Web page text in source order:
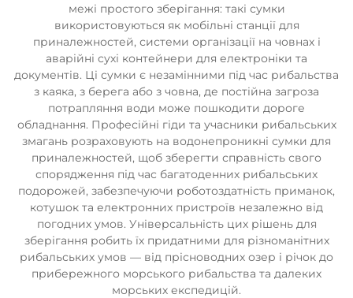
межі простого зберігання: такі сумки
використовуються як мобільні станції для
приналежностей, системи організації на човнах і
аварійні сухі контейнери для електроніки та
документів. Ці сумки є незамінними під час рибальства
з каяка, з берега або з човна, де постійна загроза
потрапляння води може пошкодити дороге
обладнання. Професійні гіди та учасники рибальських
змагань розраховують на водонепроникні сумки для
приналежностей, щоб зберегти справність свого
спорядження під час багатоденних рибальських
подорожей, забезпечуючи роботоздатність приманок,
котушок та електронних пристроїв незалежно від
погодних умов. Універсальність цих рішень для
зберігання робить їх придатними для різноманітних
рибальських умов — від прісноводних озер і річок до
прибережного морського рибальства та далеких
морських експедицій.